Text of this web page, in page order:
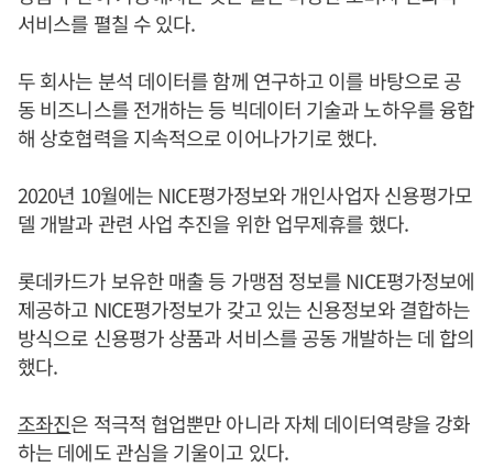
서비스를 펼칠 수 있다.
두 회사는 분석 데이터를 함께 연구하고 이를 바탕으로 공
동 비즈니스를 전개하는 등 빅데이터 기술과 노하우를 융합
해 상호협력을 지속적으로 이어나가기로 했다.
2020년 10월에는 NICE평가정보와 개인사업자 신용평가모
델 개발과 관련 사업 추진을 위한 업무제휴를 했다.
롯데카드가 보유한 매출 등 가맹점 정보를 NICE평가정보에
제공하고 NICE평가정보가 갖고 있는 신용정보와 결합하는
방식으로 신용평가 상품과 서비스를 공동 개발하는 데 합의
했다.
조좌진은 적극적 협업뿐만 아니라 자체 데이터역량을 강화
하는 데에도 관심을 기울이고 있다.